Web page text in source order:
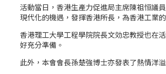
活動當日，香港生產力促進局主席陳祖恒議
現代化的機遇，發揮香港所長，為香港工業
香港理工大學工程學院院長文効忠教授也在
好充分準備。
此外，本會會長孫楚強博士亦發表了熱情洋